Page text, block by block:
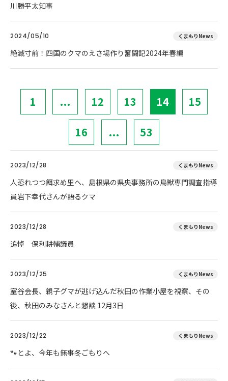
川勝平太知事
2024/05/10 くまもりNews
絶滅寸前！四国のクマのえさ場作り奮闘記2024年春編
1 ... 12 13 14 15
16 ... 53
2023/12/28 くまもりNews
人恐れつつ餌求め里へ、島根県の県央事務所の鳥獣専門調査指導
員岩下幸代さんが語るクマ
2023/12/28 くまもりNews
追悼 保利耕輔議員
2023/12/25 くまもりNews
室谷会長、親子グマが逃げ込んだ秋田の作業小屋を視察、その
後、秋田のみなさんと懇談 12月3日
2023/12/22 くまもりNews
🐾とよ、今年も無事冬ごもりへ